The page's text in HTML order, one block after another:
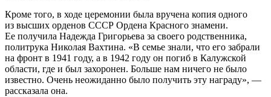
Кроме того, в ходе церемонии была вручена копия одного
из высших орденов СССР Ордена Красного знамени.
Ее получила Надежда Григорьева за своего родственника,
политрука Николая Вахтина. «В семье знали, что его забрали
на фронт в 1941 году, а в 1942 году он погиб в Калужской
области, где и был захоронен. Больше нам ничего не было
известно. Очень неожиданно было получить эту награду», —
рассказала она.